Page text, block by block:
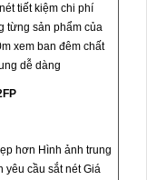
tiết kiệm chi phí
từng sản phẩm của
xem ban đêm chất
dễ dàng
hơn Hình ảnh trung
yêu cầu sắt nét Giá